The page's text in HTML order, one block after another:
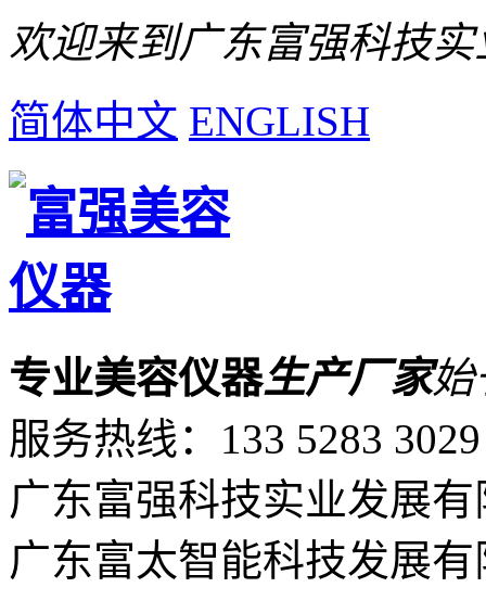
欢迎来到广东富强科技
简体中文 ENGLISH
专业美容仪器生产厂家始
服务热线： 133 5283 3029
广东富强科技实业发展
广东富太智能科技发展